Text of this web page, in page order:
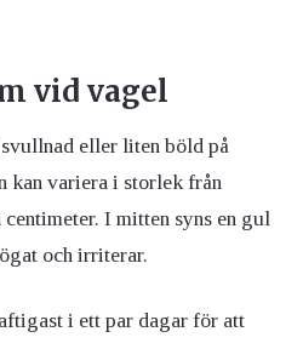
vid vagel
eller liten böld på
kan variera i storlek från
I mitten syns en gul
och irriterar.
i ett par dagar för att